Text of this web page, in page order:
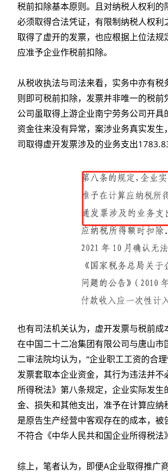
税前扣除基本原则。且对纳税人权利
必须取得合法凭证，有限制纳税人权
取得了虚开的发票，也应根据上位法
应准予企业作税前扣除。
从税收执法与司法来看，实务中亦有
则即可税前扣除，发票并非唯一的税
公司虽取得上游企业南宁劳务公司开
资金往来没有异常，案涉业务真实发
司取得虚开发票涉及的业务支出
也有司法机关认为，虚开发票与税前
在中国二十二冶集团有限公司与唐山
二审法院均认为，“企业职工工资的合
发票套取本企业资金，其行为违法并
所得税法》第八条规定，企业实际发
金、损失和其他支出，准予在计算应
是原告生产经营中客观存在的成本，
不符合《中华人民共和国企业所得税
综上，笔者认为，即便A企业取得推广